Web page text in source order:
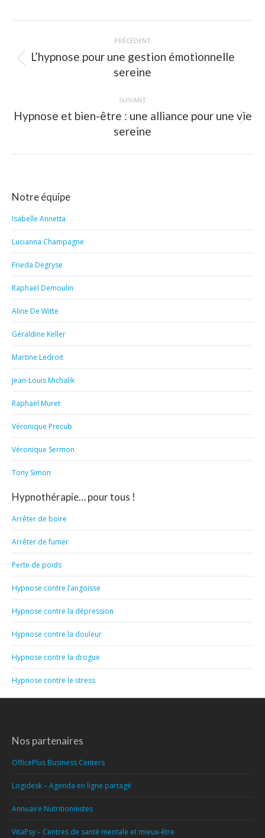
PRÉCÉDENT
Article
précédent
L’hypnose pour une gestion émotionnelle
sereine
SUIVANT
Article
suivant
Hypnose et bien-être : une alliance pour une vie
sereine
Notre équipe
Isabelle Annetta
Lucianna Champagne
Frieda Degryse
Raphaël Demoulin
Aline De Witte
Géraldine Keller
Martine Ledroit
Jean-Louis Michalik
Raphaël Muret
Véronique Precub
Véronique Sermon
Tony Simon
Hypnothérapie… pour tous !
Arrêter de boire
Arrêter de fumer
Perte de poids
Hypnose contre l’angoisse
Hypnose contre la dépression
Hypnose contre la douleur
Hypnose contre la drogue
Hypnose contre le stress
Nos partenaires
OfficePlus Business Centers
Logidesk – Agenda en ligne partagé
Annuaire Nutritionnistes
VitaPsy – Centres de santé mentale et mieux-être